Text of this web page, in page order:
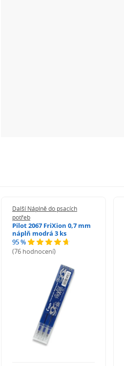
Další Náplně do psacích
potřeb
Pilot 2067 FriXion 0,7 mm
náplň modrá 3 ks
95 %
(76 hodnocení)